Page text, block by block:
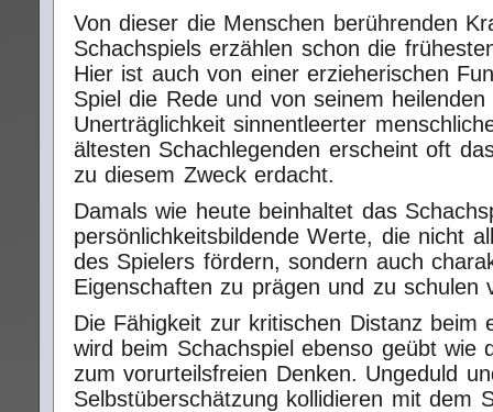
Von dieser die Menschen berührenden
Schachspiels erzählen schon die
Hier ist auch von einer erzieherischen
Spiel die Rede und von seinem
Unerträglichkeit sinnentleerter
ältesten Schachlegenden erscheint oft
zu diesem Zweck erdacht.
Damals wie heute beinhaltet das
persönlichkeitsbildende Werte, die nicht
des Spielers fördern, sondern auch
Eigenschaften zu prägen und zu schulen
Die Fähigkeit zur kritischen Distanz beim
wird beim Schachspiel ebenso geübt wie
zum vorurteilsfreien Denken. Ungeduld
Selbstüberschätzung kollidieren mit dem